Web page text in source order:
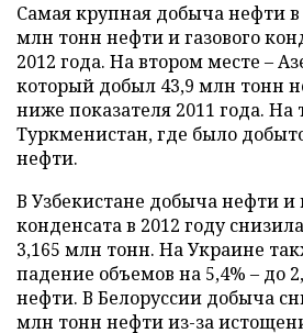
Самая крупная добыча нефти в
млн тонн нефти и газового
2012 года. На втором месте –
который добыл 43,9 млн тонн
ниже показателя 2011 года. На
Туркменистан, где было
нефти.
В Узбекистане добыча нефти и
конденсата в 2012 году
3,165 млн тонн. На Украине
падение объемов на 5,4% – до
нефти. В Белоруссии добыча
млн тонн нефти из-за